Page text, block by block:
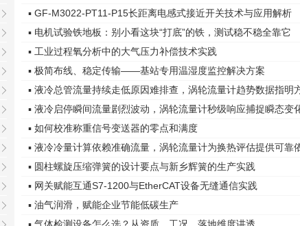
▪ GF-M3022-PT11-P15长距离电感式接近开关技术与应用解析
▪ 电机试验铁地板：别小看这块“打底”的铁，测试稳不稳全靠它
▪ 工业过程氧分析中的大气压力补偿技术实践
▪ 极简布线、稳定传输——基站专用温湿度监控解决方案
▪ 液冷总管流量持续走低原因难排查，涡轮流量计趋势数据指明
▪ 液冷启停瞬间流量剧烈波动，涡轮流量计秒级响应捕捉瞬态变
▪ 如何校准称重信号变送器的零点和满度
▪ 液冷冷量计算依赖准确流量，涡轮流量计为换热评估提供可靠
▪ 圆柱螺旋压缩弹簧的设计要点与新乡辉簧的生产实践
▪ 网关赋能互通S7-1200与EtherCAT设备无缝通信实践
▪ 油气润滑，赋能企业节能低碳生产